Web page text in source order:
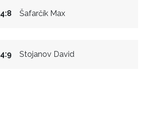
Šafarčík Max
4:8
Stojanov David
4:9